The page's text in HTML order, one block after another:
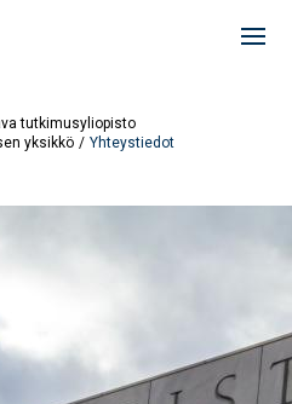
tutkimusyliopisto
yksikkö Yhteystiedot